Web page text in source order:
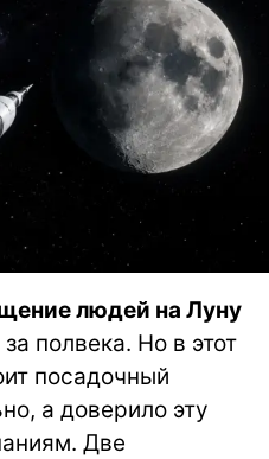
людей на Луну
полвека. Но в этот
посадочный
а доверило эту
Две